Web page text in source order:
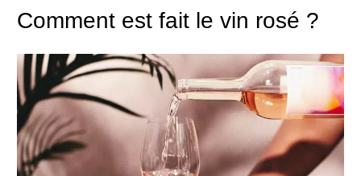
Comment est fait le vin rosé ?